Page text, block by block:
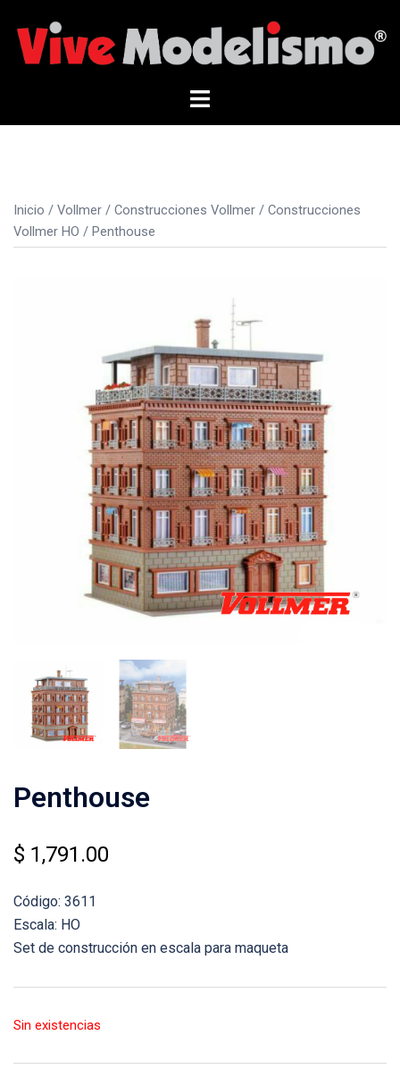
contenido
Alternar
Inicio / Vollmer / Construcciones Vollmer / Construcciones
Vollmer HO / Penthouse
Penthouse
$ 1,791.00
Código: 3611
Escala: HO
Set de construcción en escala para maqueta
Sin existencias